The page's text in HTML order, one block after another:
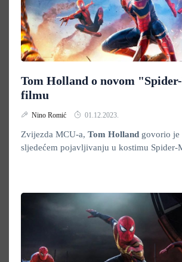
Tom Holland o novom
filmu
Nino Romić 01.12.2023.
Zvijezda MCU-a, Tom Holland govorio je
sljedećem pojavljivanju u kostimu Spider-